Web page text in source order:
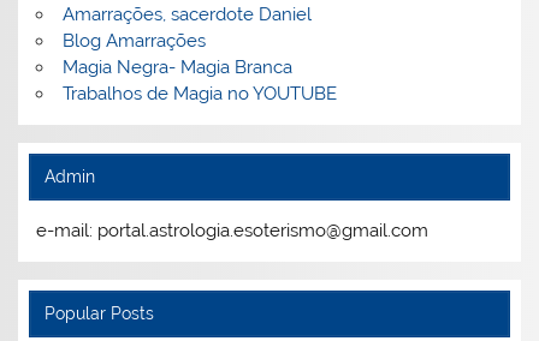
Amarrações, sacerdote Daniel
Blog Amarrações
Magia Negra- Magia Branca
Trabalhos de Magia no YOUTUBE
Admin
e-mail: portal.astrologia.esoterismo@gmail.com
Popular Posts